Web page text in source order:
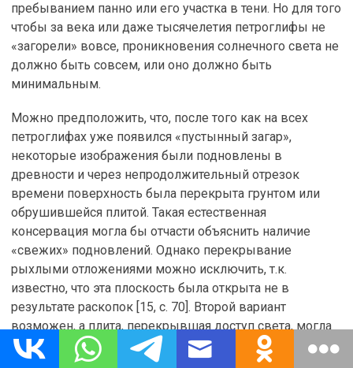
пребыванием панно или его участка в тени. Но для того
чтобы за века или даже тысячелетия петроглифы не
«загорели» вовсе, проникновения солнечного света не
должно быть совсем, или оно должно быть
минимальным.
Можно предположить, что, после того как на всех
петроглифах уже появился «пустынный загар»,
некоторые изображения были подновлены в
древности и через непродолжительный отрезок
времени поверхность была перекрыта грунтом или
обрушившейся плитой. Такая естественная
консервация могла бы отчасти объяснить наличие
«свежих» подновлений. Однако перекрывание
рыхлыми отложениями можно исключить, т.к.
известно, что эта плоскость была открыта не в
результате раскопок [15, с. 70]. Второй вариант
возможен, а плита, перекрывшая доступ света, могла
со временем обрушиться. Но если бы эта гипотеза
была верна, в данном случае темная, прохладная, а